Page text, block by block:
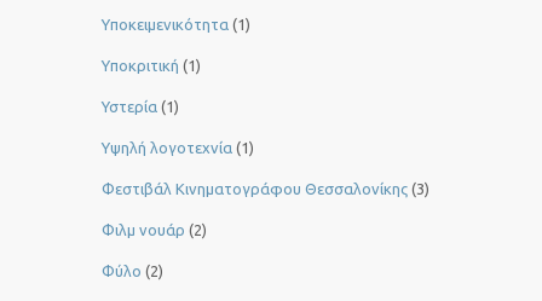
Υποκειμενικότητα (1)
Υποκριτική (1)
Υστερία (1)
Yψηλή λογοτεχνία (1)
Φεστιβάλ Κινηματογράφου Θεσσαλονίκης (3)
Φιλμ νουάρ (2)
Φύλο (2)